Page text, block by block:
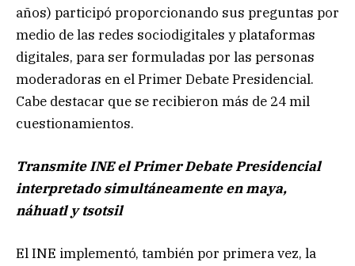
años) participó proporcionando sus preguntas por
medio de las redes sociodigitales y plataformas
digitales, para ser formuladas por las personas
moderadoras en el Primer Debate Presidencial.
Cabe destacar que se recibieron más de 24 mil
cuestionamientos.
Transmite INE el Primer Debate Presidencial
interpretado simultáneamente en maya,
náhuatl y tsotsil
El INE implementó, también por primera vez, la